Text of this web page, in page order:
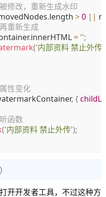
修改，重新生成水印
.length >0 ||
重新生成
.innerHTML = '';
('内部资料 禁止外传'
性变化
, {
函数
('内部资料 禁止外传');
开开发者工具，不过这种方